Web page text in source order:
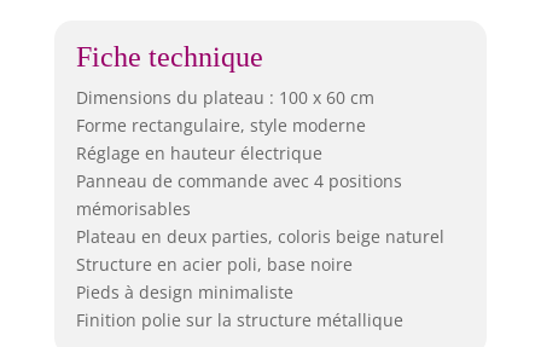
Fiche technique
Dimensions du plateau : 100 x 60 cm
Forme rectangulaire, style moderne
Réglage en hauteur électrique
Panneau de commande avec 4 positions
mémorisables
Plateau en deux parties, coloris beige naturel
Structure en acier poli, base noire
Pieds à design minimaliste
Finition polie sur la structure métallique